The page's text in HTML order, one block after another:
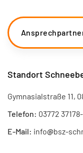
Standort
Gymnasialstraße 11,
Telefon: 03772
E-Mail: info@bsz-